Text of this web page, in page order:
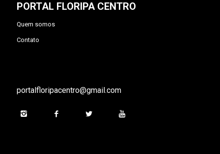
PORTAL FLORIPA CENTRO
Quem somos
Contato
portalfloripacentro@gmail.com